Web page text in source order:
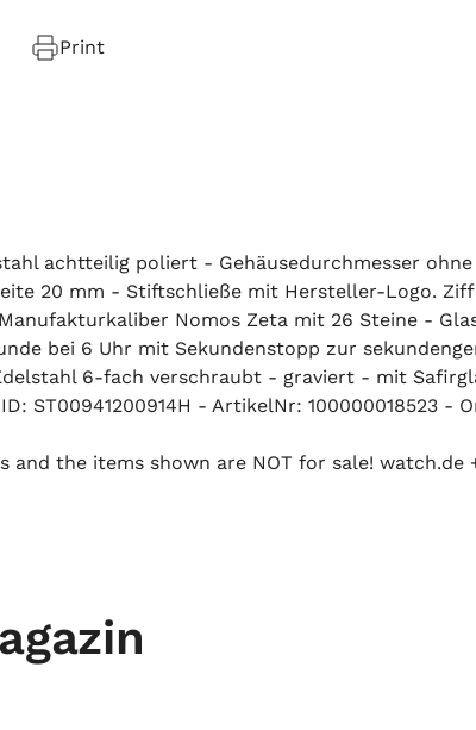
Print
achtteilig poliert - Gehäusedurchmesser
20 mm - Stiftschließe mit Hersteller-Logo.
Nomos Zeta mit 26 Steine -
bei 6 Uhr mit Sekundenstopp zur
6-fach verschraubt - graviert - mit
ST00941200914H - ArtikelNr: 100000018523 -
the items shown are NOT for sale! watch.de